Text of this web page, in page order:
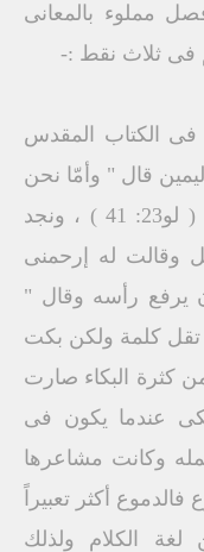
مملوء بالمعانى
فى ثلاث نقط :-
فى الكتاب المقدس
قال " وأمّا نحن
فبعدل لأننّا ننال إستحقاق ما فعلنا" ( لو23: 41 ) ، ونجد
وقالت له إرحمنى
يرفع رأسه وقال "
تقل كلمة ولكن بكت
كثرة البكاء صارت
عندما يكون فى
وكانت مشاعرها
أكثر تعبيراً
الكلام ولذلك